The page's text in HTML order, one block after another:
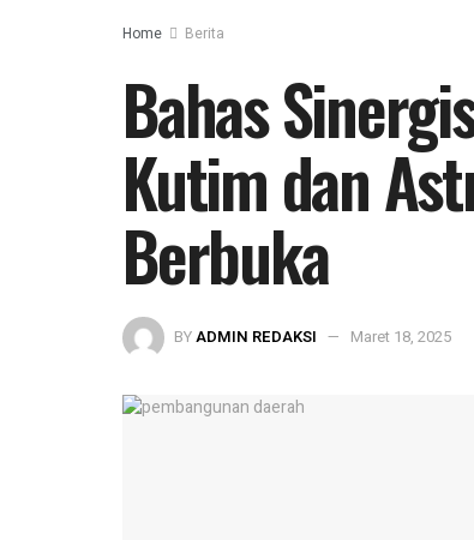
Home Berita
Bahas
Kutim dan
Berbuka
BYADMIN REDAKSI Maret 18, 2025